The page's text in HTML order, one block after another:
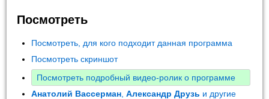
Посмотреть
Посмотреть, для кого подходит данная программа
Посмотреть скриншот
Посмотреть подробный видео-ролик о программе
Анатолий Вассерман ,Александр Друзь и другие